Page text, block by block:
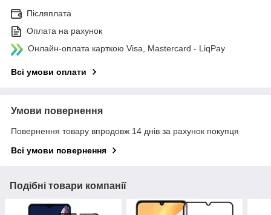
Післяплата
Оплата на рахунок
Онлайн-оплата карткою Visa, Mastercard - LiqPay
Всі умови оплати
Умови повернення
Повернення товару впродовж 14 днів за рахунок покупця
Всі умови повернення
Подібні товари компанії